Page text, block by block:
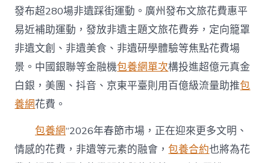
發布超280場非遺踩街運動。廣州發布文旅花費惠平
易近補助運動，發放非遺主題文旅花費券，定向籠罩
非遺文創、非遺美食、非遺研學體驗等焦點花費場
景。中國銀聯等金融機包養網單次構投進超億元真金
白銀，美團、抖音、京東平臺則用百億級流量助推包
養網花費。
包養網“2026年春節市場，正在迎來更多文明、
情感的花費，非遺等元素的融會，包養合約也將為花